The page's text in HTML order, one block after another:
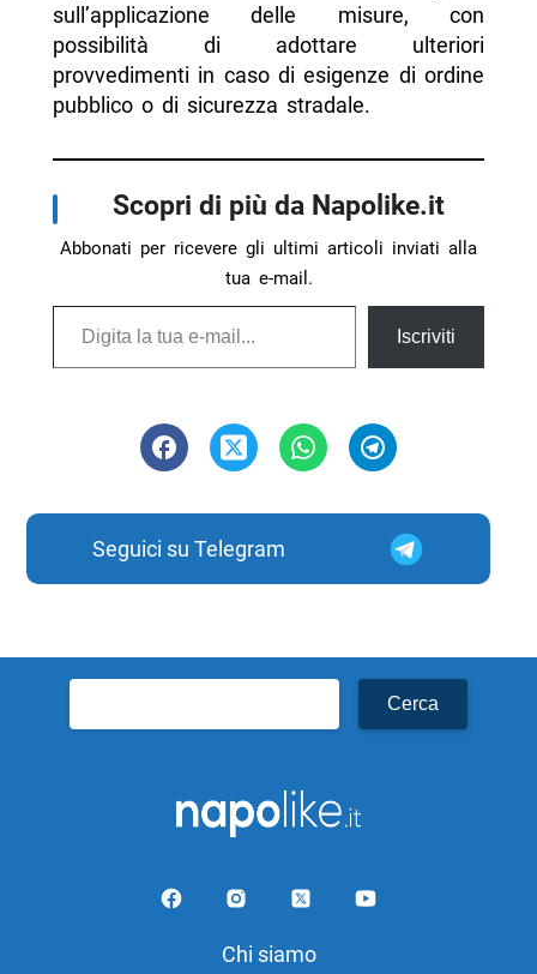
sull’applicazione delle misure, con
possibilità di adottare ulteriori
provvedimenti in caso di esigenze di ordine
pubblico o di sicurezza stradale.
Scopri di più da Napolike.it
Abbonati per ricevere gli ultimi articoli inviati alla
tua e-mail.
Digita la tua e-mail...
Iscriviti
Seguici su Telegram
per:
Chi siamo